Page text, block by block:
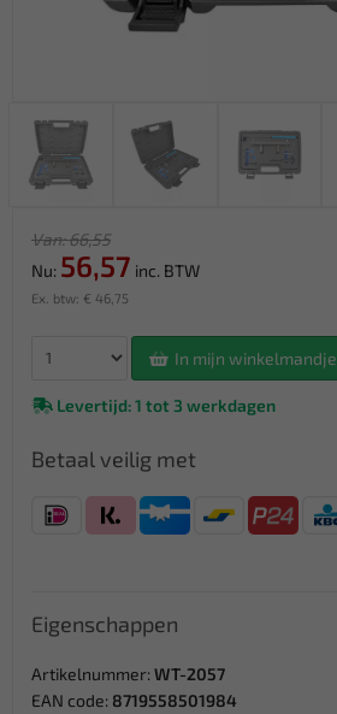
Van: 66,55
Nu: 56,57 inc. BTW
Ex. btw: € 46,75
In mijn winkelmandje
Levertijd: 1 tot 3 werkdagen
Betaal veilig met
Eigenschappen
Artikelnummer: WT-2057
EAN code: 8719558501984